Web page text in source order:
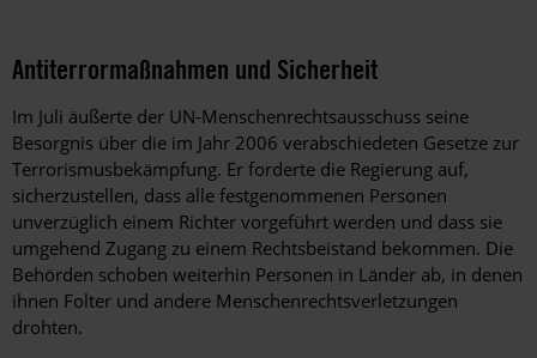
Antiterrormaßnahmen und Sicherheit
Im Juli äußerte der UN-Menschenrechtsausschuss seine
Besorgnis über die im Jahr 2006 verabschiedeten Gesetze zur
Terrorismusbekämpfung. Er forderte die Regierung auf,
sicherzustellen, dass alle festgenommenen Personen
unverzüglich einem Richter vorgeführt werden und dass sie
umgehend Zugang zu einem Rechtsbeistand bekommen. Die
Behörden schoben weiterhin Personen in Länder ab, in denen
ihnen Folter und andere Menschenrechtsverletzungen
drohten.